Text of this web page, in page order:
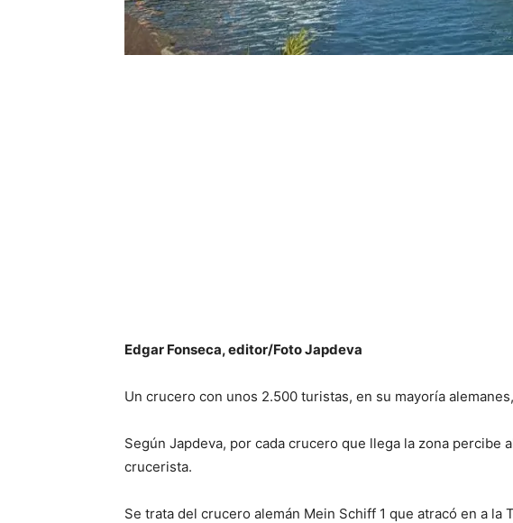
Edgar Fonseca, editor/Foto Japdeva
Un crucero con unos 2.500 turistas, en su mayoría
Según Japdeva, por cada crucero que llega la zona
crucerista.
Se trata del crucero alemán Mein Schiff 1 que atracó en a